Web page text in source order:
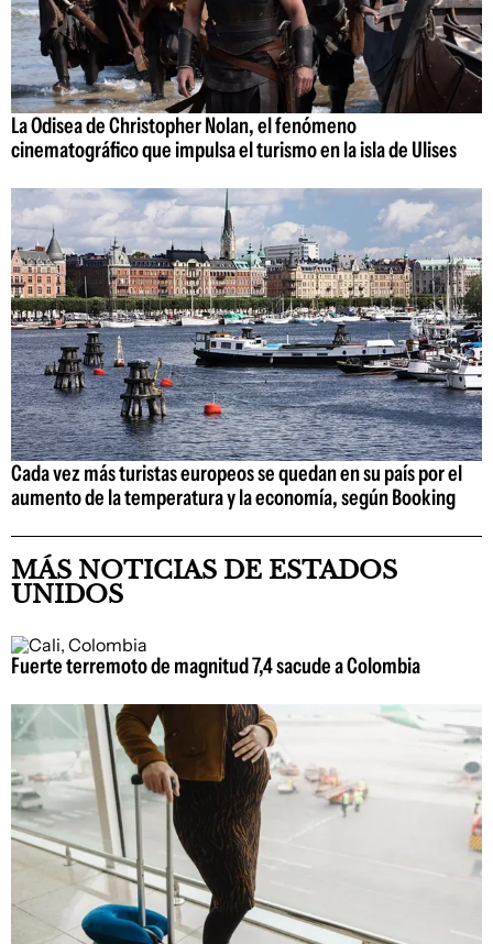
La Odisea de Christopher Nolan, el fenómeno
cinematográfico que impulsa el turismo en la isla de Ulises
Cada vez más turistas europeos se quedan en su país por el
aumento de la temperatura y la economía, según Booking
MÁS NOTICIAS DE ESTADOS
UNIDOS
Fuerte terremoto de magnitud 7,4 sacude a Colombia